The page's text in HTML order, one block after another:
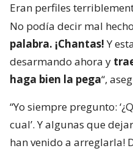
Eran perfiles
No podía decir mal
palabra. ¡Chantas!Y
desarmando ahora y
haga bien la pega“,
“Yo siempre pregunto:
cual’. Y algunas que
han venido a arreglarla!